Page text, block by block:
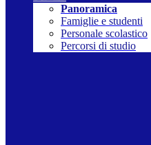
Panoramica
Famiglie e studenti
Personale scolastico
Percorsi di studio